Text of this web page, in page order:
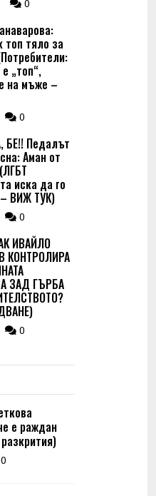
0
топ тяло за
„топ“,
на мъже –
0
БЕ!! Педалът
Аман от
иска да го
ВИЖ ТУК)
0
ИВАЙЛО
КОНТРОЛИРА
ЗАД ГЪРБА
0
е раждан
0